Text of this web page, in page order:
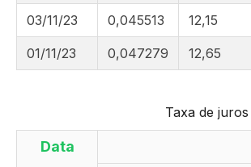
03/11/23 0,045513 12,15
01/11/23 0,047279 12,65
Taxa de
Data